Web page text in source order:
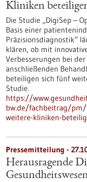
Kliniken
Die Studie „DigiSep –
Basis einer
Präzisionsdiagnostik“
klären, ob mit
Verbesserungen bei
anschließenden
beteiligen sich fünf
Studie.
https://
bw.de/fachbeitrag/pm/
weitere-kliniken-
Pressemitteilung -
Herausragende